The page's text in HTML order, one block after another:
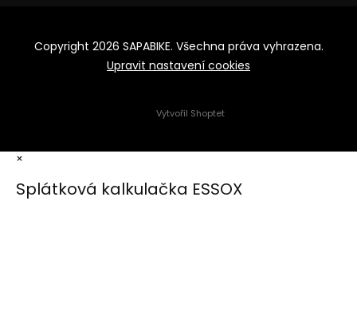
Vytvořil Shoptet
Copyright 2026 SAPABIKE. Všechna práva vyhrazena.
Upravit nastavení cookies
×
Splátková kalkulačka ESSOX